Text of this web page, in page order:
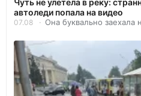
автоледи попала на видео
07.08 Она буквально заехала